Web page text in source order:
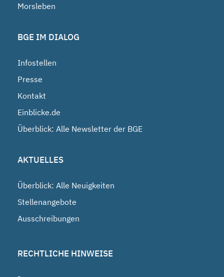
Morsleben
BGE IM DIALOG
Infostellen
Presse
Kontakt
Einblicke.de
Überblick: Alle Newsletter der BGE
AKTUELLES
Überblick: Alle Neuigkeiten
Stellenangebote
Ausschreibungen
RECHTLICHE HINWEISE